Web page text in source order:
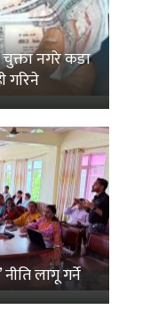
नगरे कडा
गरिने
लागू गर्ने